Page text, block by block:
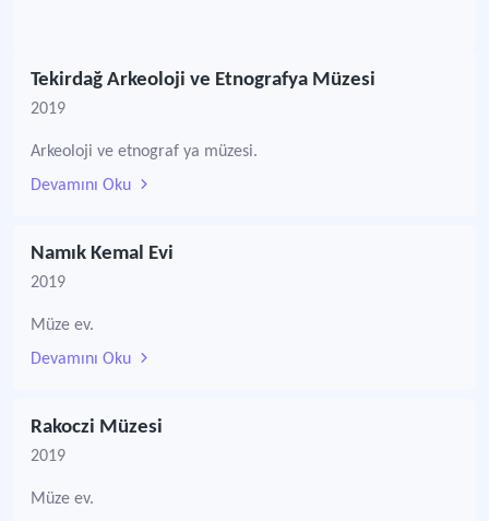
Tekirdağ Arkeoloji ve Etnografya Müzesi
2019
Arkeoloji ve etnograf ya müzesi.
Devamını Oku
Namık Kemal Evi
2019
Müze ev.
Devamını Oku
Rakoczi Müzesi
2019
Müze ev.